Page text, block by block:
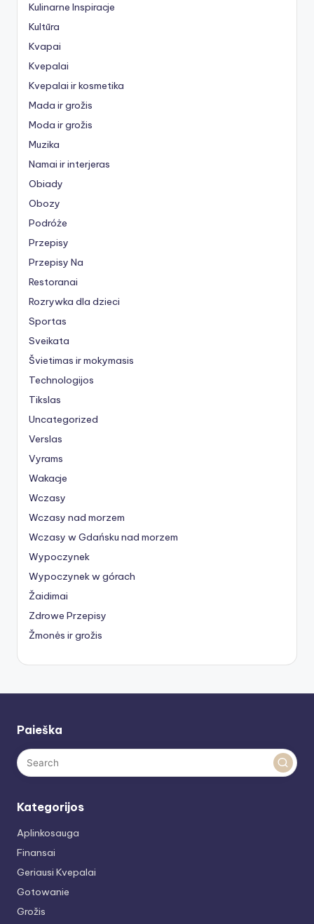
Kulinarne Inspiracje
Kultūra
Kvapai
Kvepalai
Kvepalai ir kosmetika
Mada ir grožis
Moda ir grožis
Muzika
Namai ir interjeras
Obiady
Obozy
Podróże
Przepisy
Przepisy Na
Restoranai
Rozrywka dla dzieci
Sportas
Sveikata
Švietimas ir mokymasis
Technologijos
Tikslas
Uncategorized
Verslas
Vyrams
Wakacje
Wczasy
Wczasy nad morzem
Wczasy w Gdańsku nad morzem
Wypoczynek
Wypoczynek w górach
Žaidimai
Zdrowe Przepisy
Žmonės ir grožis
Paieška
Kategorijos
Aplinkosauga
Finansai
Geriausi Kvepalai
Gotowanie
Grožis